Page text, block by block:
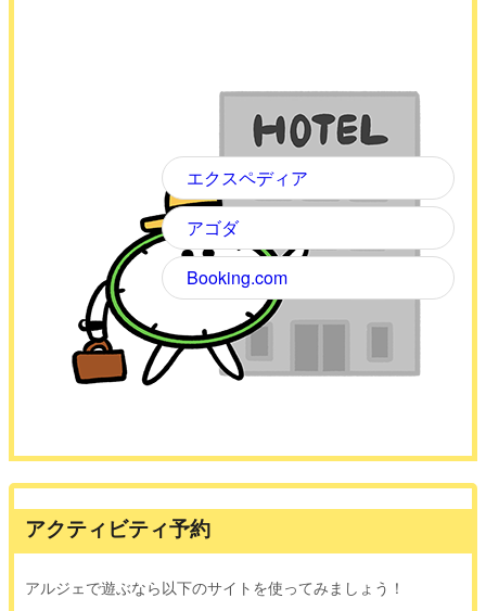
エクスペディア
アゴダ
Booking.com
アクティビティ予約
アルジェで遊ぶなら以下のサイトを使ってみましょう！